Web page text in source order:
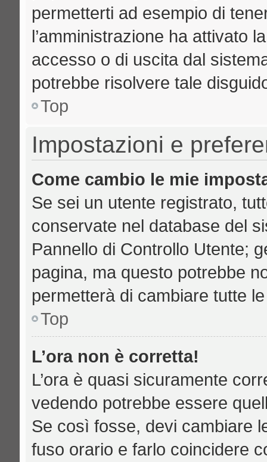
permetterti ad esempio di
l’amministrazione ha attivato
accesso o di uscita dal
potrebbe risolvere tale
Top
Impostazioni e
Come cambio le mie
Se sei un utente registrato,
conservate nel database del
Pannello di Controllo Utente;
pagina, ma questo potrebbe
permetterà di cambiare tutte
Top
L’ora non è corretta!
L’ora è quasi sicuramente
vedendo potrebbe essere
Se così fosse, devi cambiare
fuso orario e farlo coincidere